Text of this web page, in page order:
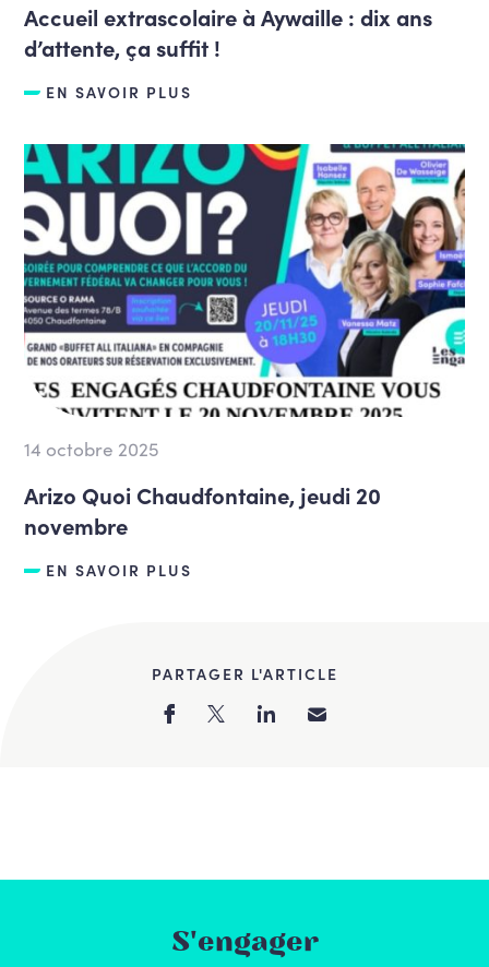
Accueil extrascolaire à Aywaille : dix ans
d’attente, ça suffit !
EN SAVOIR PLUS
14 octobre 2025
Arizo Quoi Chaudfontaine, jeudi 20
novembre
EN SAVOIR PLUS
PARTAGER L'ARTICLE
S'engager